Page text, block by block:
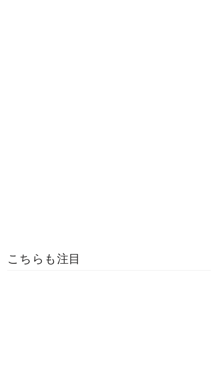
こちらも注目